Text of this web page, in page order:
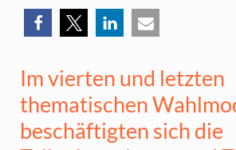
Im vierten und letzten
thematischen
beschäftigten sich die